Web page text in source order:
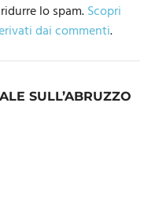
lo spam.Scopri
dai commenti.
SULL’ABRUZZO